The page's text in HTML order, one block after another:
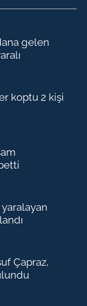
gelen
koptu 2 kişi
Çapraz,